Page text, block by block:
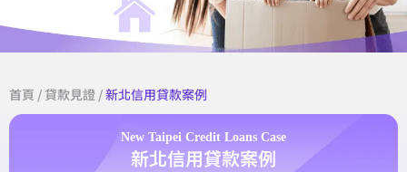
首頁 / 貸款見證 /新北信用貸款案例
New Taipei Credit Loans Case
新北信用貸款案例